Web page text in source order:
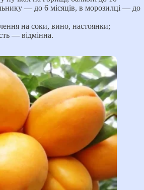
— до 6 місяців, в морозилці — до
на соки, вино, настоянки;
— відмінна.